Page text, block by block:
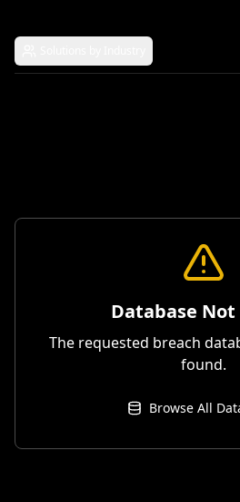
Database Not
The requested breach
found.
Browse All